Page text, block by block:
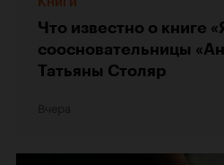
Что известно о книге
соосновательницы
Татьяны Столяр